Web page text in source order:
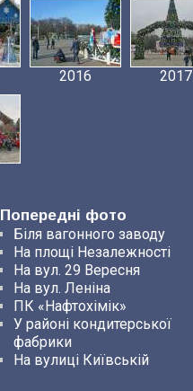
2016 2017
Попередні фото
Біля вагонного заводу
На площі Незалежності
На вул. 29 Вересня
На вул. Леніна
ПК «Нафтохімік»
У районі кондитерської
фабрики
На вулиці Київській